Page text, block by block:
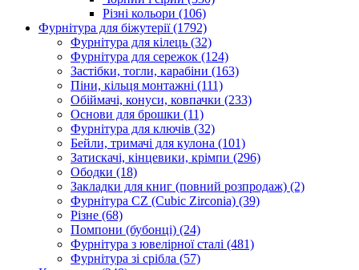
Різні кольори (106)
Фурнітура для біжутерії(1792)
Фурнітура для кілець (32)
Фурнітура для сережок (124)
Застібки, тогли, карабіни (163)
Піни, кільця монтажні (111)
Обіймачі, конуси, ковпачки (233)
Основи для брошки (11)
Фурнітура для ключів (32)
Бейли, тримачі для кулона (101)
Затискачі, кінцевики, крімпи (296)
Ободки (18)
Закладки для книг (повний розпродаж) (2)
Фурнітура CZ (Cubic Zirconia) (39)
Різне (68)
Помпони (бубонці) (24)
Фурнітура з ювелірної сталі (481)
Фурнітура зі срібла (57)